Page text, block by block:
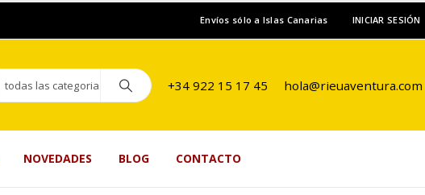
Envíos sólo a Islas Canarias INICIAR SESIÓN
todas las categorias +34 922 15 17 45 hola@rieuaventura.com
NOVEDADES BLOG CONTACTO